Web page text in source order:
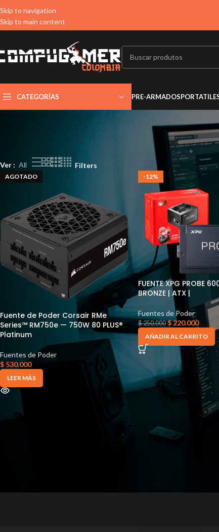
Skip to navigation
Skip to main content
CATEGORÍAS PRE-ARMADOS
Ver All Filters
AGOTADO
Fuente de Poder Corsair RMe
Series™ RM750e — 750W 80 PLUS®
Platinum
Fuentes de Poder
$ 530.000
LEER MÁS
-12%
FUENTE XPG PROBE
BRONZE | ATX |
Fuentes de Poder
$250.000 $220.000
AÑADIR AL CARRITO